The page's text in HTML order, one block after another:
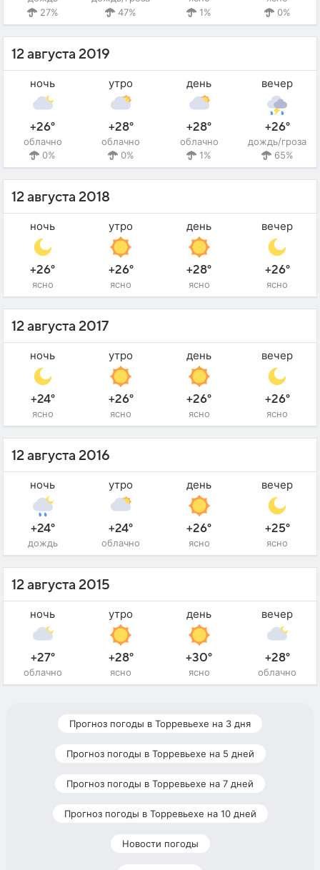
27%
47%
1%
0%
12 августа 2019
ночь
+26°
облачно
0%
утро
+28°
облачно
0%
день
+28°
облачно
1%
вечер
+26°
дождь/гроза
65%
12 августа 2018
ночь
+26°
ясно
утро
+26°
ясно
день
+28°
ясно
вечер
+26°
ясно
12 августа 2017
ночь
+24°
ясно
утро
+26°
ясно
день
+26°
ясно
вечер
+26°
ясно
12 августа 2016
ночь
+24°
дождь
утро
+24°
облачно
день
+26°
ясно
вечер
+25°
ясно
12 августа 2015
ночь
+27°
облачно
утро
+28°
ясно
день
+30°
ясно
вечер
+28°
облачно
Прогноз погоды в Торревьехе на 3 дня
Прогноз погоды в Торревьехе на 5 дней
Прогноз погоды в Торревьехе на 7 дней
Прогноз погоды в Торревьехе на 10 дней
Новости погоды